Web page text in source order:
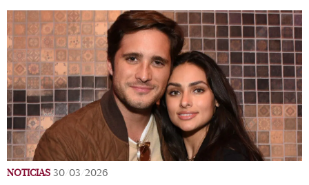
NOTICIAS 30/03/2026